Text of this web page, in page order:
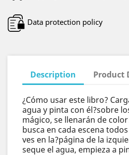
Data protection policy
Description Product
¿Cómo usar este libro?
agua y pinta con él?sobre
mágico, se llenarán de
busca en cada escena
ves en la?página de la
seque el agua, empieza a